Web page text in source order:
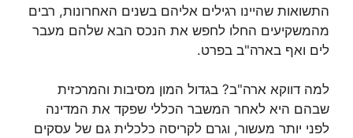
התשואות שהיינו רגילים אליהם בשנים האחרונות, רבים
מהמשקיעים החלו לחפש את הנכס הבא שלהם מעבר
לים ואף בארה"ב בפרט.
למה דווקא ארה"ב? בגדול המון מסיבות והמרכזית
שבהם היא לאחר המשבר הכללי שפקד את המדינה
לפני יותר מעשור, וגרם לקריסה כלכלית גם של עסקים